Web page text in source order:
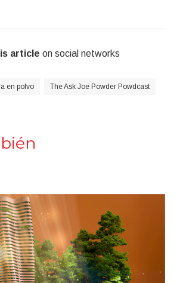
article on social networks
en polvo The Ask Joe Powder Powdcast